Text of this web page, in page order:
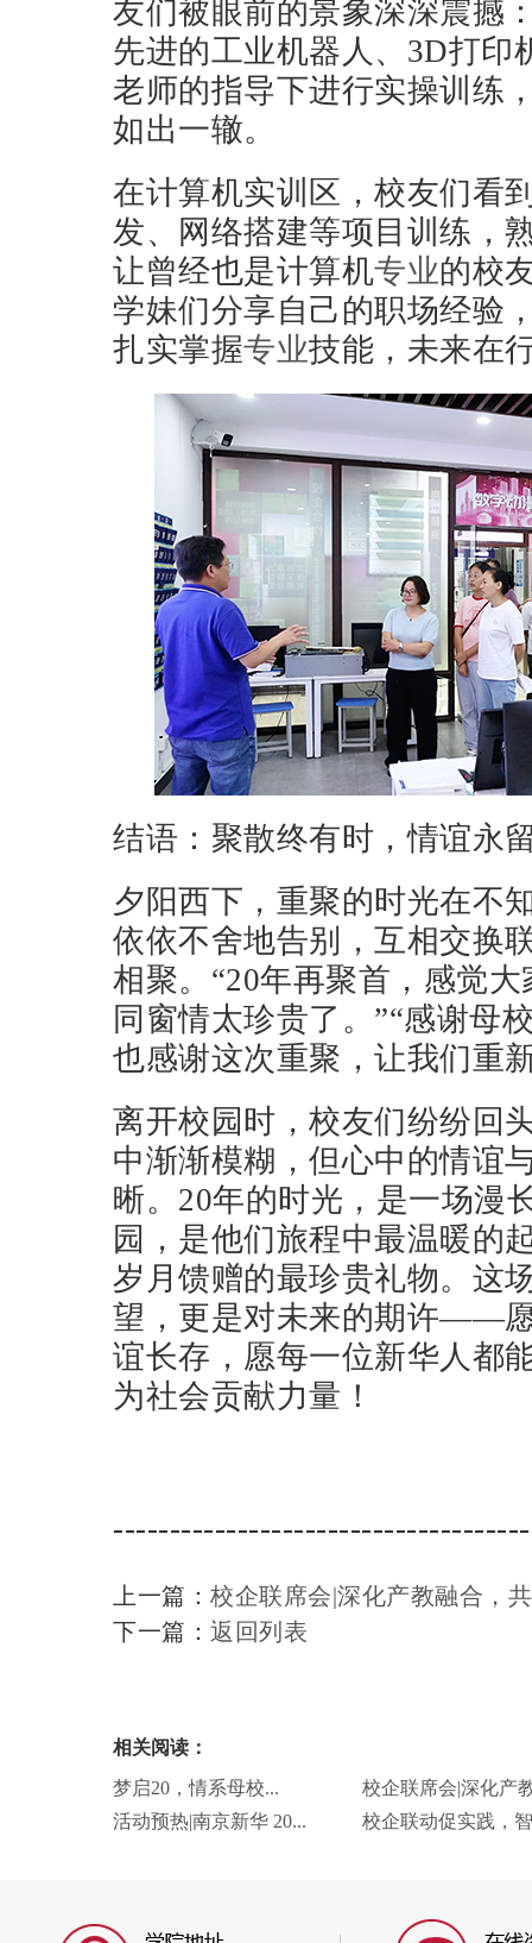
友们被眼前的景象深深震撼
先进的工业机器人、3D打印
老师的指导下进行实操训练
如出一辙。
在计算机实训区，校友们看
发、网络搭建等项目训练，
让曾经也是计算机专业的校
学妹们分享自己的职场经验
扎实掌握专业技能，未来在
结语：聚散终有时，情谊永
夕阳西下，重聚的时光在不
依依不舍地告别，互相交换
相聚。“20年再聚首，感觉
同窗情太珍贵了。”“感谢母
也感谢这次重聚，让我们重
离开校园时，校友们纷纷回
中渐渐模糊，但心中的情谊
晰。20年的时光，是一场漫
园，是他们旅程中最温暖的
岁月馈赠的最珍贵礼物。这
望，更是对未来的期许——
谊长存，愿每一位新华人都
为社会贡献力量！
上一篇： 校企联席会|深化产教融合，
下一篇： 返回列表
相关阅读：
梦启20，情系母校...
校企联席会|深化产
活动预热|南京新华 20...
校企联动促实践，